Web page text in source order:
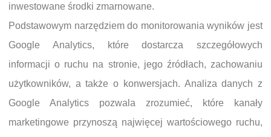
inwestowane środki zmarnowane.
Podstawowym narzędziem do monitorowania wyników jest
Google Analytics, które dostarcza szczegółowych
informacji o ruchu na stronie, jego źródłach, zachowaniu
użytkowników, a także o konwersjach. Analiza danych z
Google Analytics pozwala zrozumieć, które kanały
marketingowe przynoszą najwięcej wartościowego ruchu,